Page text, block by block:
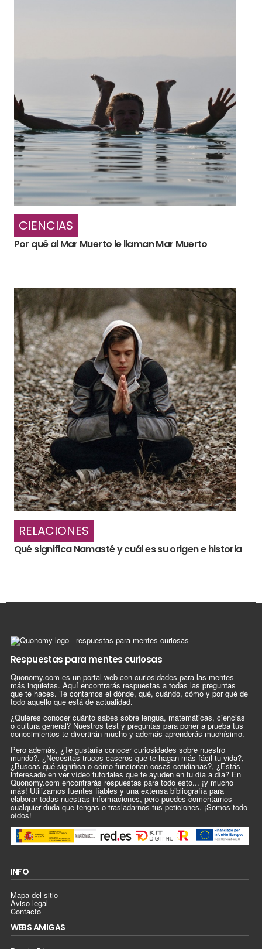
CIENCIAS
Por qué al Mar Muerto le llaman Mar Muerto
RELACIONES
Qué significa Namasté y cuál es su origen e historia
Respuestas para mentes curiosas
Quonomy.com es un portal web con curiosidades para las mentes
más inquietas. Aquí encontrarás respuestas a todas las preguntas
que te haces. Te contamos el dónde, qué, cuándo, cómo y por qué de
todo aquello que está de actualidad.
¿Quieres conocer cuánto sabes sobre lengua, matemáticas, ciencias
o cultura general? Nuestros test y preguntas para poner a prueba tus
conocimientos te divertirán mucho y además aprenderás muchísimo.
Pero además, ¿Te gustaría conocer curiosidades sobre nuestro
mundo?, ¿Necesitas trucos caseros que te hagan más fácil tu vida?,
¿Buscas qué significa o cómo funcionan cosas cotidianas?, ¿Estás
interesado en ver vídeo tutoriales que te ayuden en tu día a día? En
Quonomy.com encontrarás respuestas para todo esto... ¡y mucho
más! Utilizamos fuentes fiables y una extensa bibliografía para
elaborar todas nuestras informaciones, pero puedes comentarnos
cualquier duda que tengas o trasladarnos tus peticiones. ¡Somos todo
oídos!
INFO
Mapa del sitio
Aviso legal
Contacto
WEBS AMIGAS